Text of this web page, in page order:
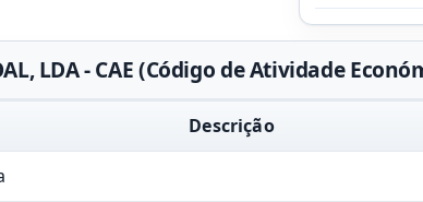
LDA - CAE (Código de Atividade
Descrição